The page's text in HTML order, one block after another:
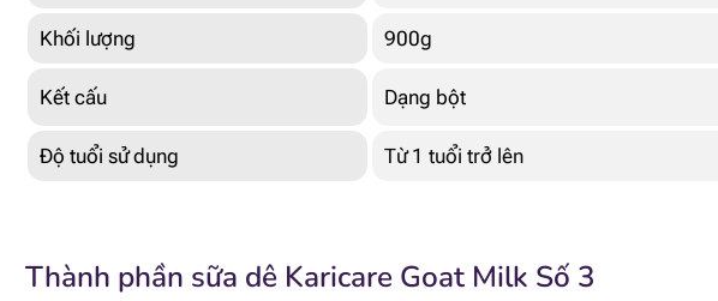
Khối lượng 900g
Kết cấu Dạng bột
Độ tuổi sử dụng Từ 1 tuổi trở lên
Thành phần sữa dê Karicare Goat Milk Số 3